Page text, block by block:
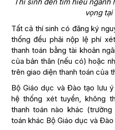
vọng tại
Tất cả thí sinh có đăng ký
thống đều phải nộp lệ phí
thanh toán bằng tài khoản
của bản thân (nếu có) hoặc
trên giao diện thanh toán của
Bộ Giáo dục và Đào tạo lưu
hệ thống xét tuyển, không
thanh toán nào khác
toán khác Bộ Giáo dục và